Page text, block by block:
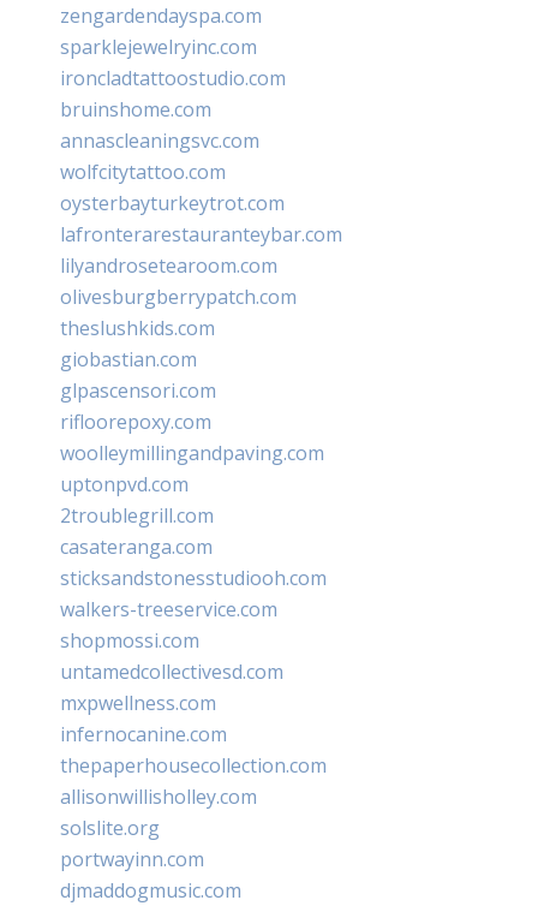
zengardendayspa.com
sparklejewelryinc.com
ironcladtattoostudio.com
bruinshome.com
annascleaningsvc.com
wolfcitytattoo.com
oysterbayturkeytrot.com
lafronterarestauranteybar.com
lilyandrosetearoom.com
olivesburgberrypatch.com
theslushkids.com
giobastian.com
glpascensori.com
rifloorepoxy.com
woolleymillingandpaving.com
uptonpvd.com
2troublegrill.com
casateranga.com
sticksandstonesstudiooh.com
walkers-treeservice.com
shopmossi.com
untamedcollectivesd.com
mxpwellness.com
infernocanine.com
thepaperhousecollection.com
allisonwillisholley.com
solslite.org
portwayinn.com
djmaddogmusic.com